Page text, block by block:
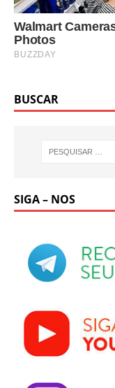
BUSCAR
SIGA – NOS